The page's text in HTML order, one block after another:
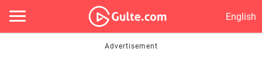
English